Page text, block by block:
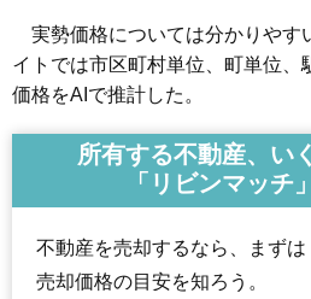
実勢価格については分かりやす
イトでは市区町村単位、町単位、
価格をAIで推計した。
所有する不動産、い
「リビンマッチ
不動産を売却するなら、まず
売却価格の目安を知ろう。